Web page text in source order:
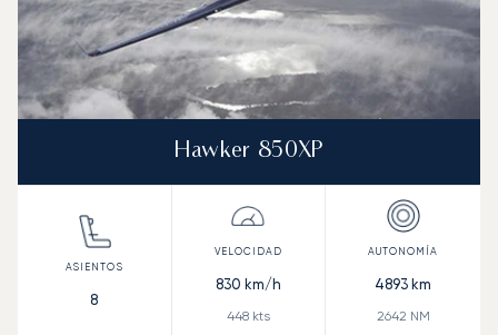
Hawker 850XP
8
830 km/h
448kts
4893 km
2642 NM